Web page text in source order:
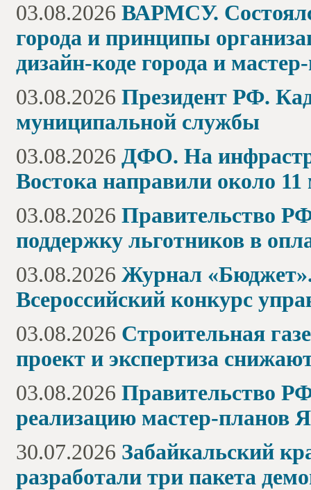
03.08.2026 ВАРМСУ.
города и принципы
дизайн-коде города и
03.08.2026 Президент РФ.
муниципальной службы
03.08.2026 ДФО. На
Востока направили около
03.08.2026 Правительство
поддержку льготников в
03.08.2026 Журнал
Всероссийский конкурс
03.08.2026 Строительная
проект и экспертиза
03.08.2026 Правительство
реализацию мастер-планов
30.07.2026 Забайкальский
разработали три пакета